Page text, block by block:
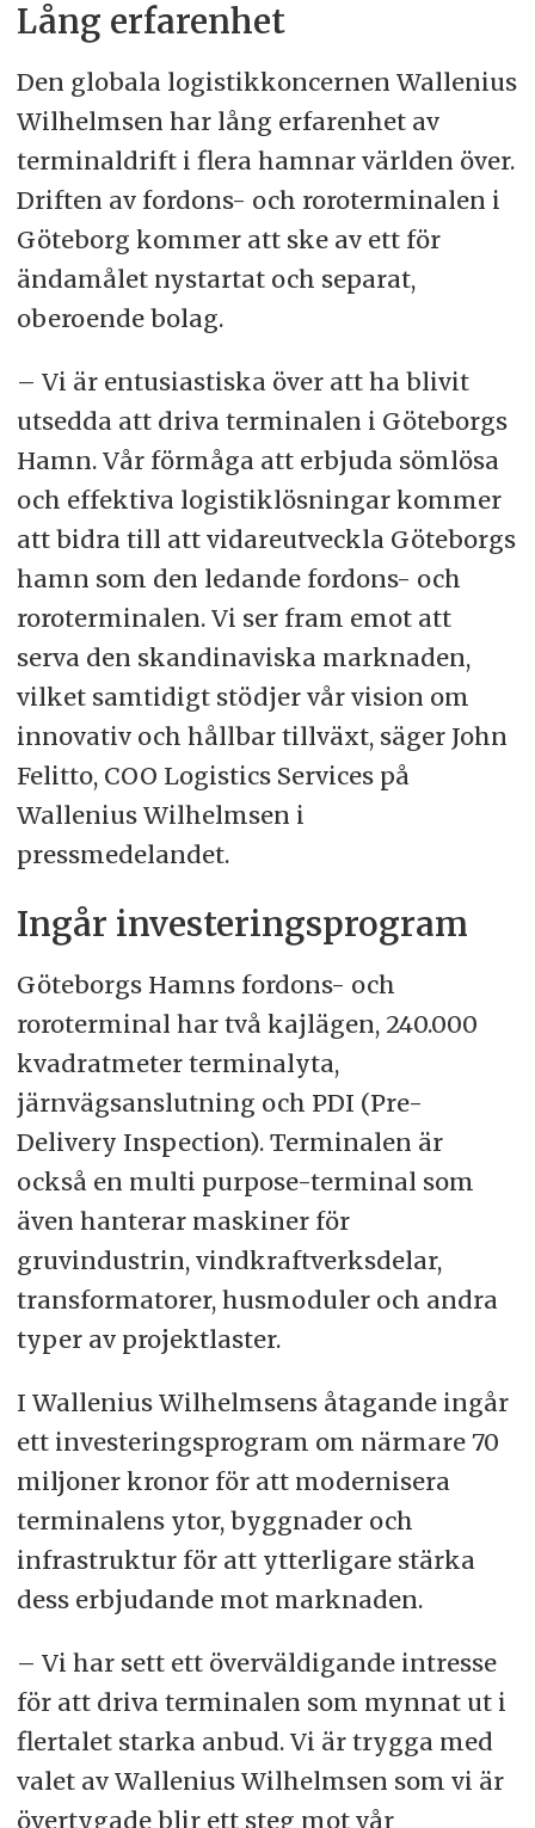
Lång erfarenhet
Den globala logistikkoncernen Wallenius
Wilhelmsen har lång erfarenhet av
terminaldrift i flera hamnar världen över.
Driften av fordons- och roroterminalen i
Göteborg kommer att ske av ett för
ändamålet nystartat och separat,
oberoende bolag.
– Vi är entusiastiska över att ha blivit
utsedda att driva terminalen i Göteborgs
Hamn. Vår förmåga att erbjuda sömlösa
och effektiva logistiklösningar kommer
att bidra till att vidareutveckla Göteborgs
hamn som den ledande fordons- och
roroterminalen. Vi ser fram emot att
serva den skandinaviska marknaden,
vilket samtidigt stödjer vår vision om
innovativ och hållbar tillväxt, säger John
Felitto, COO Logistics Services på
Wallenius Wilhelmsen i
pressmedelandet.
Ingår investeringsprogram
Göteborgs Hamns fordons- och
roroterminal har två kajlägen, 240.000
kvadratmeter terminalyta,
järnvägsanslutning och PDI (Pre-
Delivery Inspection). Terminalen är
också en multi purpose-terminal som
även hanterar maskiner för
gruvindustrin, vindkraftverksdelar,
transformatorer, husmoduler och andra
typer av projektlaster.
I Wallenius Wilhelmsens åtagande ingår
ett investeringsprogram om närmare 70
miljoner kronor för att modernisera
terminalens ytor, byggnader och
infrastruktur för att ytterligare stärka
dess erbjudande mot marknaden.
– Vi har sett ett överväldigande intresse
för att driva terminalen som mynnat ut i
flertalet starka anbud. Vi är trygga med
valet av Wallenius Wilhelmsen som vi är
övertygade blir ett steg mot vår